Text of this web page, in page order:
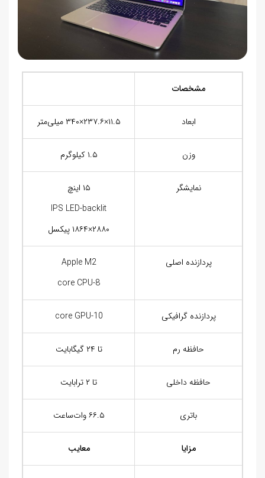
مشخصات
ابعاد ۱۱.۵×۲۳۷.۶×۳۴۰ میلی‌متر
وزن ۱.۵ کیلوگرم
نمایشگر
۱۵ اینچ
IPS LED-backlit
۲۸۸۰×۱۸۶۴ پیکسل
پردازنده اصلی
Apple M2
8-core CPU
پردازنده گرافیکی 10-core GPU
حافظه رم تا ۲۴ گیگابایت
حافظه داخلی تا ۲ ترابایت
باتری ۶۶.۵ وات‌ساعت
مزایا معایب